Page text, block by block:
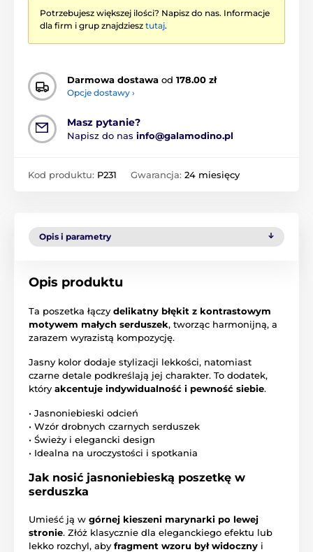
Potrzebujesz większej ilości? Napisz do nas. Informacje
dla firm i grup znajdziesz tutaj.
Darmowa dostawa od 178.00 zł
Opcje dostawy ›
Masz pytanie?
Napisz do nas info@galamodino.pl
Kod produktu: P231 Gwarancja: 24 miesięcy
Opis i parametry
Opis produktu
Ta poszetka łączy delikatny błękit z kontrastowym
motywem małych serduszek, tworząc harmonijną, a
zarazem wyrazistą kompozycję.
Jasny kolor dodaje stylizacji lekkości, natomiast
czarne detale podkreślają jej charakter. To dodatek,
który akcentuje indywidualność i pewność siebie.
• Jasnoniebieski odcień
• Wzór drobnych czarnych serduszek
• Świeży i elegancki design
• Idealna na uroczystości i spotkania
Jak nosić jasnoniebieską poszetkę w
serduszka
Umieść ją w górnej kieszeni marynarki po lewej
stronie. Złóż klasycznie dla eleganckiego efektu lub
lekko rozchyl, aby fragment wzoru był widoczny i